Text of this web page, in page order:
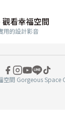
看幸福空間
用的設計影音
空間 Gorgeous Space